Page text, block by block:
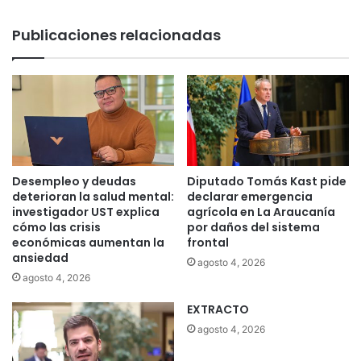
Publicaciones relacionadas
Desempleo y deudas
deterioran la salud mental:
investigador UST explica
cómo las crisis
económicas aumentan la
ansiedad
agosto 4, 2026
Diputado Tomás Kast pide
declarar emergencia
agrícola en La Araucanía
por daños del sistema
frontal
agosto 4, 2026
EXTRACTO
agosto 4, 2026